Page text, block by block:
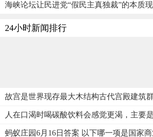
海峡论坛让民进党“假民主真独裁”的本质
24小时新闻排行
故宫是世界现存最大木结构古代宫殿建筑
人在口渴时喝碳酸饮料会感觉更渴，主要
蚂蚁庄园6月16日答案 以下哪一项是国家